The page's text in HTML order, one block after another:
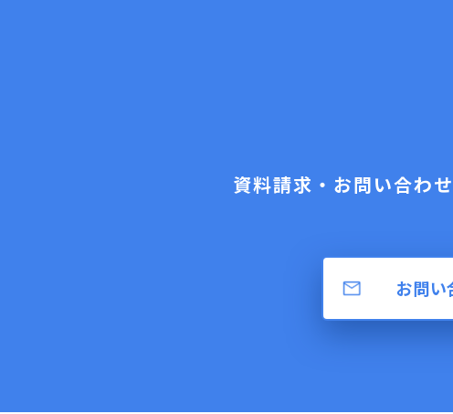
資料請求・お問い合わ
お問い